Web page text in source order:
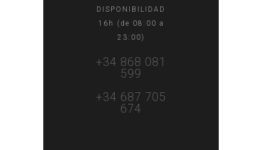
DISPONIBILIDAD
16h (de 08:00 a
23:00)
+34 868 081
599
+34 687 705
674